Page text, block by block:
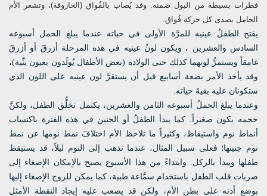
قطرات بسيطة من البول ضمنه. وقد يُصاب بالفُواق (الحازوقة)، وتشعر الأم
الحامل بصدى كل حركة فُواق.
يفتح الطفلُ عينيه للمرَّة الأولى في حياته عندما يبلغ الحمل أسبوعه
السادس والعشرين ، ويكون لونُ عينيه في هذه المرحلة أزرقَ أو أزرقَ
غامقاً ويستمرُّ لونهما كذلك حتى الولادة (بعض الأطفال يُولَدون بعيون بنِّية)،
وقد يأخذ الأمر بضعة أسابيع قبل أن يستقرَّ لون عينيه على اللون الذي
ستكونان عليه بقيةَ حياته.
وعندما يبلغ الحملُ أسبوعه الثامن والعشرين، يكتمل تخلُّق الطفل، ولكنَّ
حجمه يكون صغيراً. كما يبدأ الطفلُ أو الجنين في هذه الفترة باكتساب
أنماط نوم واستيقاظ، وكثيراً ما تلاحظ الأم اختلافَ نمط نومها عن نمط
نوم جنينها؛ فعلى سبيل المثال، عندما تذهب إلى النوم ليلاً، قد يستيقظ
طفلها ويبدأ بالركل. وابتداءً من هذا الأسبوع يصبح بالإمكان الإصغاء إلى
ضربات قلب الطفل باستخدام سمَّاعة طبية، كما يمكن للزوج الإصغاء إليها
بوضع أذنه على بطن الأم، ولكن قد يصعب عليه إيجاد النقطة الأمثل